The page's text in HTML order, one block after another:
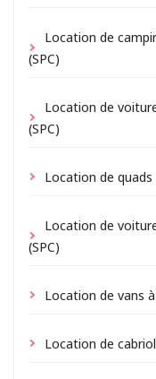
Location de
(SPC)
Location de
(SPC)
Location de quads
Location de
(SPC)
Location de vans
Location de